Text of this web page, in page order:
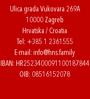
Ulica grada Vukovara 269A
10000 Zagreb
Hrvatska / Croatia
Tel: +385 1 2361555
E-mail: info@hns.family
IBAN: HR2523400091100187844
OIB: 08516152078